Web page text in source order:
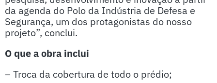
da agenda do Polo da Indústria de Defesa e
Segurança, um dos protagonistas do nosso
projeto”, conclui.
O que a obra inclui
– Troca da cobertura de todo o prédio;